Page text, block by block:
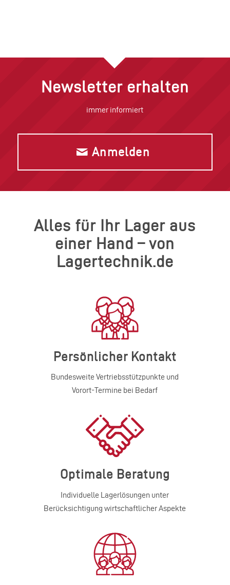
Newsletter erhalten
immer informiert
Anmelden
Alles für Ihr Lager aus
einer Hand – von
Lagertechnik.de
Persönlicher Kontakt
Bundesweite Vertriebsstützpunkte und
Vorort-Termine bei Bedarf
Optimale Beratung
Individuelle Lagerlösungen unter
Berücksichtigung wirtschaftlicher Aspekte